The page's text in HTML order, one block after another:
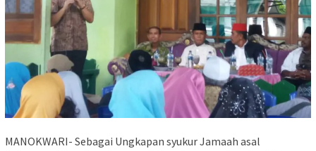
MANOKWARI- Sebagai Ungkapan syukur Jamaah asal